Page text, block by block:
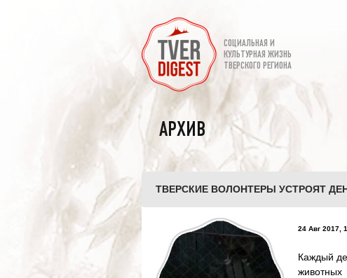
СОЦИАЛЬНАЯ И
КУЛЬТУРНАЯ ЖИЗНЬ
ТВЕРСКОГО РЕГИОНА
АРХИВ
ТВЕРСКИЕ ВОЛОНТЕРЫ УСТРОЯТ
24 Авг 2017,
Каждый